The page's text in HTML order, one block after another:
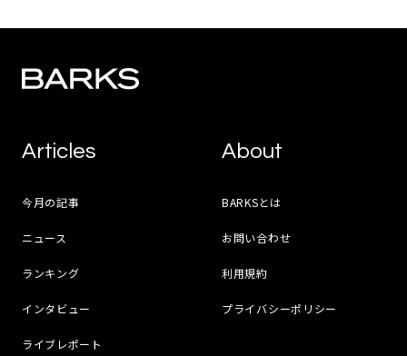
Articles
今月の記事
ニュース
ランキング
インタビュー
ライブレポート
About
BARKSとは
お問い合わせ
利用規約
プライバシーポリシー